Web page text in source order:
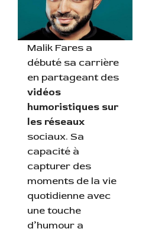
Malik Fares a
débuté sa carrière
en partageant des
vidéos
humoristiques sur
les réseaux
sociaux. Sa
capacité à
capturer des
moments de la vie
quotidienne avec
une touche
d’humour a